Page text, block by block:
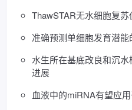
ThawSTAR无水细胞复
准确预测单细胞发育潜
水生所在基底改良和沉
进展
血液中的miRNA有望应